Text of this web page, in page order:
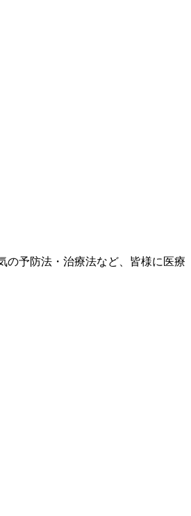
の予防法・治療法など、皆様に医療